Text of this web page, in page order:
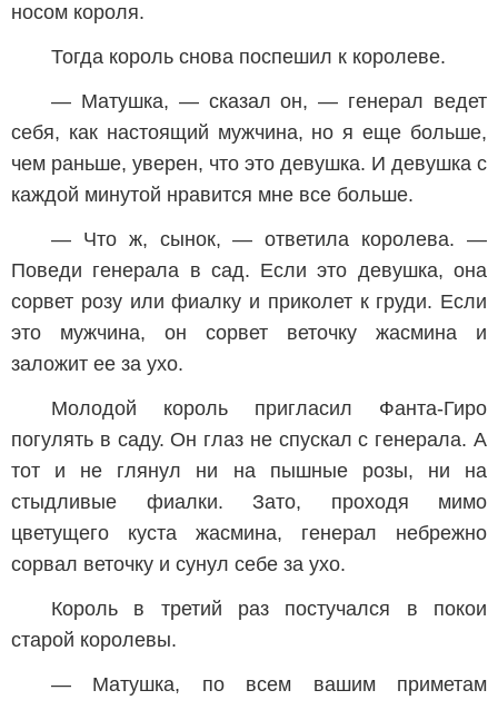
носом короля.
Тогда король снова поспешил к королеве.
— Матушка, — сказал он, — генерал ведет
себя, как настоящий мужчина, но я еще больше,
чем раньше, уверен, что это девушка. И девушка с
каждой минутой нравится мне все больше.
— Что ж, сынок, — ответила королева. —
Поведи генерала в сад. Если это девушка, она
сорвет розу или фиалку и приколет к груди. Если
это мужчина, он сорвет веточку жасмина и
заложит ее за ухо.
Молодой король пригласил Фанта-Гиро
погулять в саду. Он глаз не спускал с генерала. А
тот и не глянул ни на пышные розы, ни на
стыдливые фиалки. Зато, проходя мимо
цветущего куста жасмина, генерал небрежно
сорвал веточку и сунул себе за ухо.
Король в третий раз постучался в покои
старой королевы.
— Матушка, по всем вашим приметам